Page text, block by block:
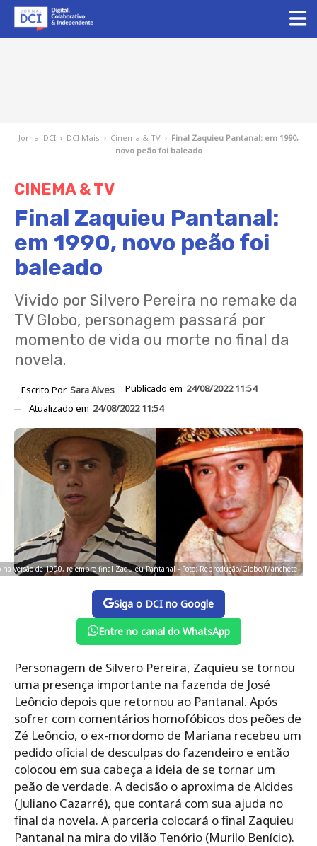
Jornal DCI › DCI Mais › Cinema & TV › Final Zaquieu Pantanal: em 1990,
novo peão foi baleado
CINEMA & TV
Final Zaquieu Pantanal:
em 1990, novo peão foi
baleado
Vivido por Silvero Pereira no remake da
TV Globo, personagem passará por
momento de vida ou morte no final da
novela.
Escrito Por Sara Alves Publicado em 24/08/2022 11:54
Atualizado em 24/08/2022 11:54
versão de 1990, relembre final Zaquieu Pantanal - Foto: Reprodução/Globo/Manchete
Siga o DCI no Google
Entre no canal do WhatsApp
Personagem de Silvero Pereira, Zaquieu se tornou
uma presença importante na fazenda de José
Leôncio depois que retornou ao Pantanal. Após
sofrer com comentários homofóbicos dos peões de
Zé Leôncio, o ex-mordomo de Mariana recebeu um
pedido oficial de desculpas do fazendeiro e então
colocou em sua cabeça a ideia de se tornar um
peão de verdade. A decisão o aproxima de Alcides
(Juliano Cazarré), que contará com sua ajuda no
final da novela. A parceria colocará o final Zaquieu
Pantanal na mira do vilão Tenório (Murilo Benício).